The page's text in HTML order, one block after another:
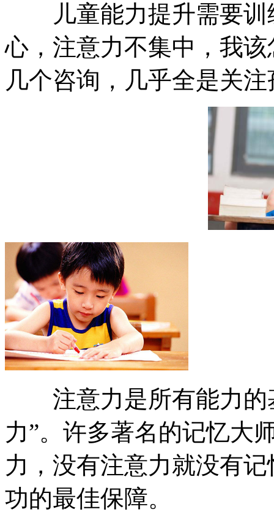
儿童能力提升需要训
心，注意力不集中，我
几个咨询，几乎全是关
注意力是所有能力的
力”。许多著名的记忆大
力，没有注意力就没有
功的最佳保障。